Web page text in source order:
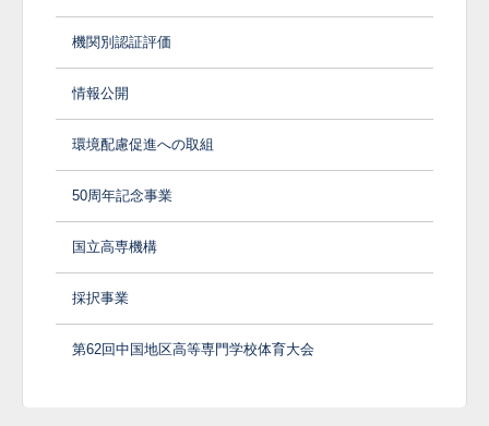
機関別認証評価
情報公開
環境配慮促進への取組
50周年記念事業
国立高専機構
採択事業
第62回中国地区高等専門学校体育大会